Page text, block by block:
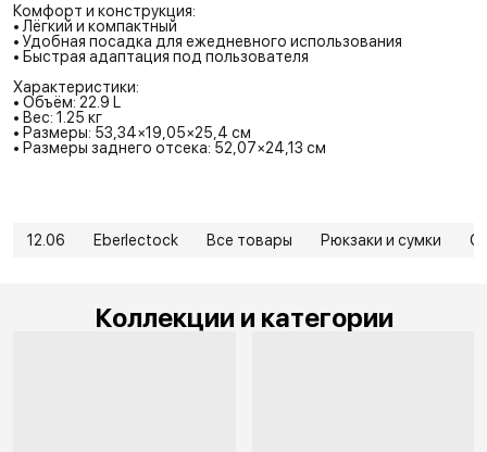
Комфорт и конструкция:
• Лёгкий и компактный
• Удобная посадка для ежедневного использования
• Быстрая адаптация под пользователя
Характеристики:
• Объём: 22.9 L
• Вес: 1.25 кг
• Размеры: 53,34×19,05×25,4 см
• Размеры заднего отсека: 52,07×24,13 см
12.06 Eberlectock Все товары Рюкзаки и сумки
Коллекции и категории